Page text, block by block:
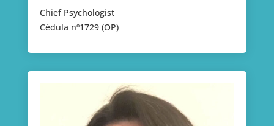
Chief Psychologist
Cédula nº1729 (OP)